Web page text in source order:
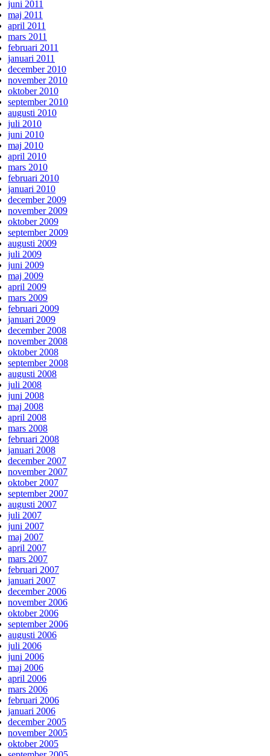
juni 2011
maj 2011
april 2011
mars 2011
februari 2011
januari 2011
december 2010
november 2010
oktober 2010
september 2010
augusti 2010
juli 2010
juni 2010
maj 2010
april 2010
mars 2010
februari 2010
januari 2010
december 2009
november 2009
oktober 2009
september 2009
augusti 2009
juli 2009
juni 2009
maj 2009
april 2009
mars 2009
februari 2009
januari 2009
december 2008
november 2008
oktober 2008
september 2008
augusti 2008
juli 2008
juni 2008
maj 2008
april 2008
mars 2008
februari 2008
januari 2008
december 2007
november 2007
oktober 2007
september 2007
augusti 2007
juli 2007
juni 2007
maj 2007
april 2007
mars 2007
februari 2007
januari 2007
december 2006
november 2006
oktober 2006
september 2006
augusti 2006
juli 2006
juni 2006
maj 2006
april 2006
mars 2006
februari 2006
januari 2006
december 2005
november 2005
oktober 2005